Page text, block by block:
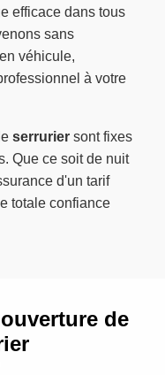
efficace dans tous
sans
véhicule,
à votre
serrurier sont fixes
Que ce soit de nuit
d'un tarif
totale confiance
de